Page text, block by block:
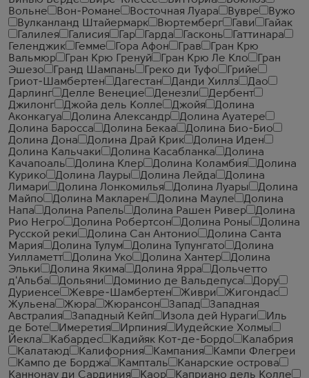
Вольне
Вон-Романе Восточная Луара Вувре
Вужо
Вулканланд Штайермарк
Вюртемберг Гави
Гайак
Галилея
Галисия Гар Гарда Гасконь
Гаттинара
Геленджик
Гемме Гора Афон Грав
Гран Крю
Вальмюр
Гран Крю Гренуй Гран Крю Ле Кло
Гран
Эшезо
Гранд Шампань Греко ди Туфо
Грийе
Гриот-Шамбертен
Дагестан Данди Хиллз
Дао
Дарлинг
Делле Венецие Денезли
Дербент
Джилонг
Джойа дель Колле Джойя
Долина
Аконкагуа
Долина Александр
Долина Ауатере
Долина Баросса
Долина Бекаа
Долина Био-Био
Долина Дона
Долина Драй Крик
Долина Иден
Долина Кальчаки
Долина Касабланка
Долина
Качапоаль
Долина Клер Долина Коламбия
Долина
Курико
Долина Лауры Долина Лейда
Долина
Лимари
Долина Лонкомилья Долина Луары
Долина
Майпо
Долина Макларен Долина Мауле
Долина
Напа
Долина Рапель Долина Рашен Ривер
Долина
Рио Негро
Долина Робертсон Долина Роны
Долина
Русской реки
Долина Сан Антонио
Долина Санта
Мария
Долина Тулум Долина Тупунгато
Долина
Уилламетт
Долина Уко Долина Хантер
Долина
Эльки
Долина Якима Долина Ярра
Дольчетто
д'Альба
Дольяни Доминио де Вальдепуса
Дору
Дуриенсе
Жевре-Шамбертен Живри
Жигондас
Жульена
Жюра Жюрансон Запад
Западная
Австралия
Западный Кейп Изола дей Нураги
Иль
де Боте
Имеретия Ирпиния
Иудейские Холмы
Йекла
Кабардес Кадийяк Кот-де-Бордо
Калабрия
Калатаюд
Калифорния Кампания
Кампи Флегреи
Кампо де Борджа
Кампталь
Канарские острова
Каннонау ди Сардиния
Каор
Каприано дель Колле